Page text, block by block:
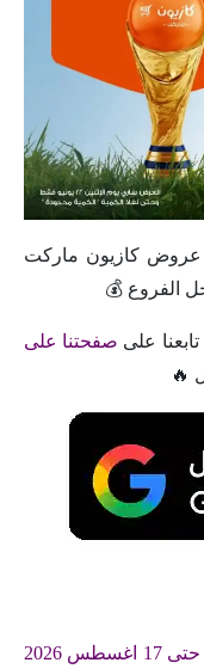
عروض كازيون ماركت
الفروع 💰
على صفحتنا على
🔥
عروض كازيون اليوم 11 اغسطس حتى 17 اغسطس 2026